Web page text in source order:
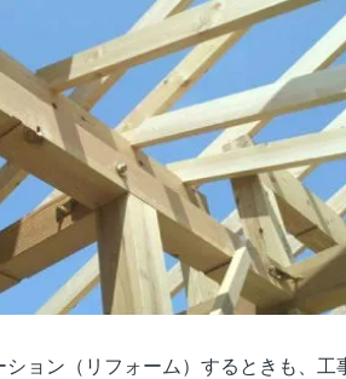
ョン（リフォーム）するときも、工